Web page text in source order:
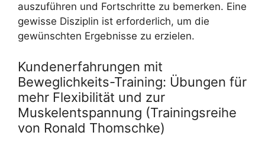
auszuführen und Fortschritte zu bemerken. Eine
gewisse Disziplin ist erforderlich, um die
gewünschten Ergebnisse zu erzielen.
Kundenerfahrungen mit
Beweglichkeits-Training: Übungen für
mehr Flexibilität und zur
Muskelentspannung (Trainingsreihe
von Ronald Thomschke)